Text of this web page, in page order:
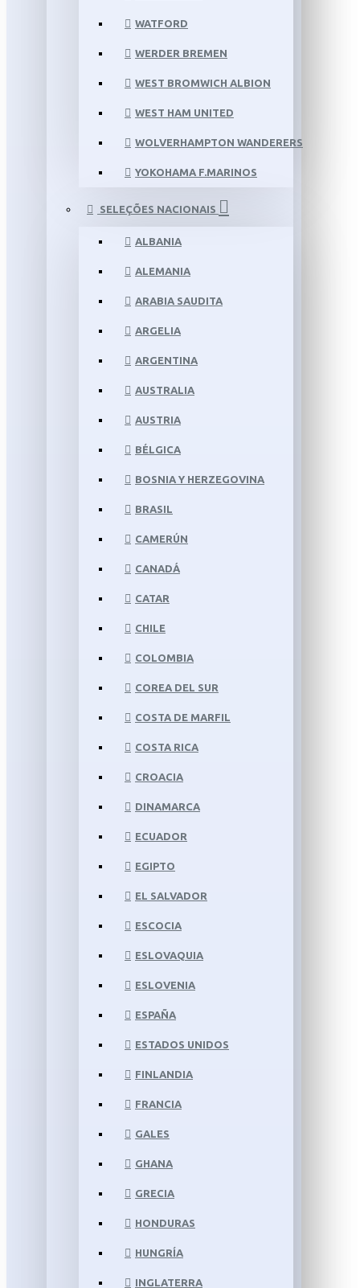
WATFORD
WERDER BREMEN
WEST BROMWICH ALBION
WEST HAM UNITED
WOLVERHAMPTON WANDERERS
YOKOHAMA F.MARINOS
SELEÇÕES NACIONAIS
ALBANIA
ALEMANIA
ARABIA SAUDITA
ARGELIA
ARGENTINA
AUSTRALIA
AUSTRIA
BÉLGICA
BOSNIA Y HERZEGOVINA
BRASIL
CAMERÚN
CANADÁ
CATAR
CHILE
COLOMBIA
COREA DEL SUR
COSTA DE MARFIL
COSTA RICA
CROACIA
DINAMARCA
ECUADOR
EGIPTO
EL SALVADOR
ESCOCIA
ESLOVAQUIA
ESLOVENIA
ESPAÑA
ESTADOS UNIDOS
FINLANDIA
FRANCIA
GALES
GHANA
GRECIA
HONDURAS
HUNGRÍA
INGLATERRA